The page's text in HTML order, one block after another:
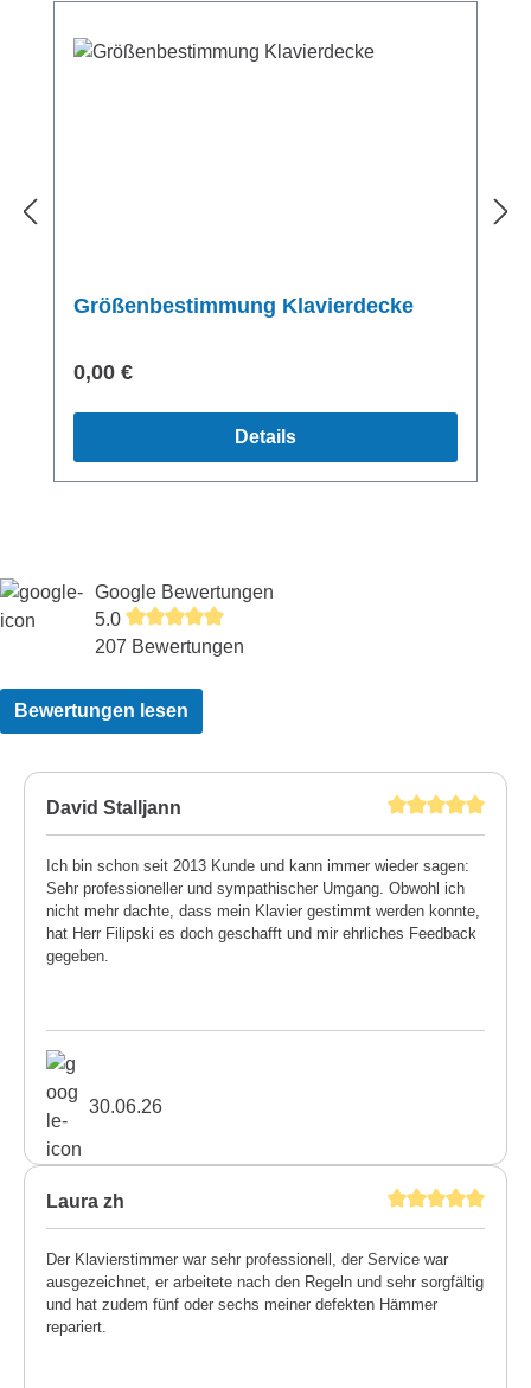
Größenbestimmung Klavierdecke
Regulärer Preis:
0,00 €
Details
Google Bewertungen
5.0
207 Bewertungen
Bewertungen lesen
David Stalljann
Ich bin schon seit 2013 Kunde und kann immer wieder sagen:
Sehr professioneller und sympathischer Umgang. Obwohl ich
nicht mehr dachte, dass mein Klavier gestimmt werden konnte,
hat Herr Filipski es doch geschafft und mir ehrliches Feedback
gegeben.
30.06.26
Laura zh
Der Klavierstimmer war sehr professionell, der Service war
ausgezeichnet, er arbeitete nach den Regeln und sehr sorgfältig
und hat zudem fünf oder sechs meiner defekten Hämmer
repariert.